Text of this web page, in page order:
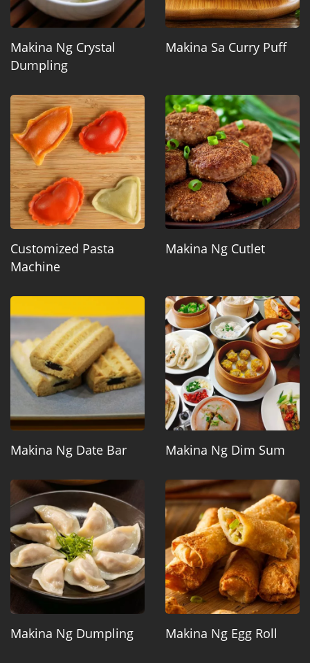
Makina Ng Crystal
Dumpling
Makina Sa Curry Puff
Customized Pasta
Machine
Makina Ng Cutlet
Makina Ng Date Bar Makina Ng Dim Sum
Makina Ng Dumpling Makina Ng Egg Roll